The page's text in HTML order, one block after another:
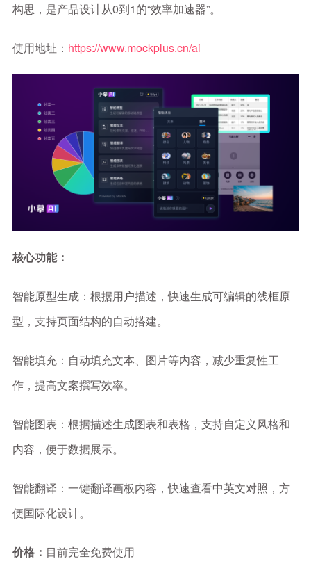
构思，是产品设计从0到1的“效率加速器”。
使用地址： https://www.mockplus.cn/ai
核心功能：
智能原型生成：根据用户描述，快速生成可编辑的线框原
型，支持页面结构的自动搭建。
智能填充：自动填充文本、图片等内容，减少重复性工
作，提高文案撰写效率。
智能图表：根据描述生成图表和表格，支持自定义风格和
内容，便于数据展示。
智能翻译：一键翻译画板内容，快速查看中英文对照，方
便国际化设计。
价格： 目前完全免费使用